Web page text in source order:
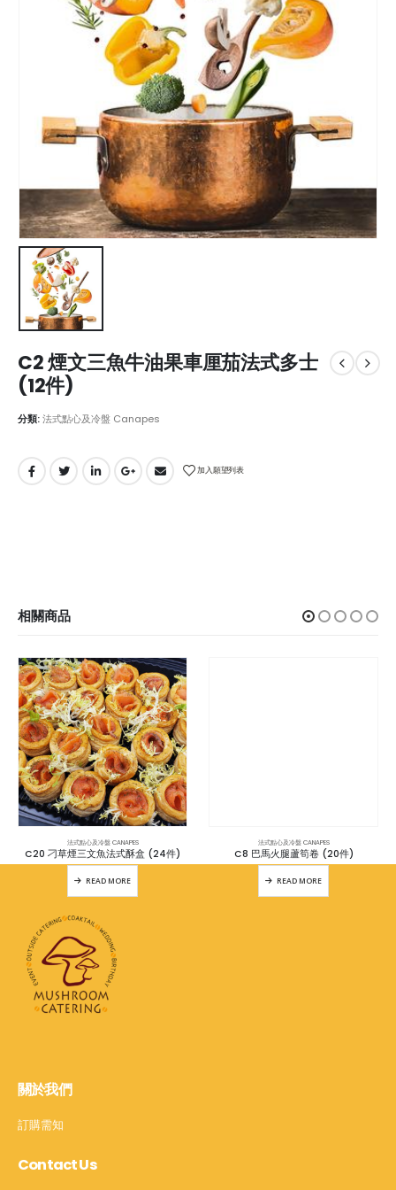
C2 煙文三魚牛油果車厘茄法式多士
(12件)
分類:法式點心及冷盤 Canapes
加入願望列表
相關商品
法式點心及冷盤 CANAPES
C20 刁草煙三文魚法式酥盒 (24件)
READ MORE
法式點心及冷盤 CANAPES
C8 巴馬火腿蘆筍卷 (20件)
READ MORE
關於我們
訂購需知
Contact Us